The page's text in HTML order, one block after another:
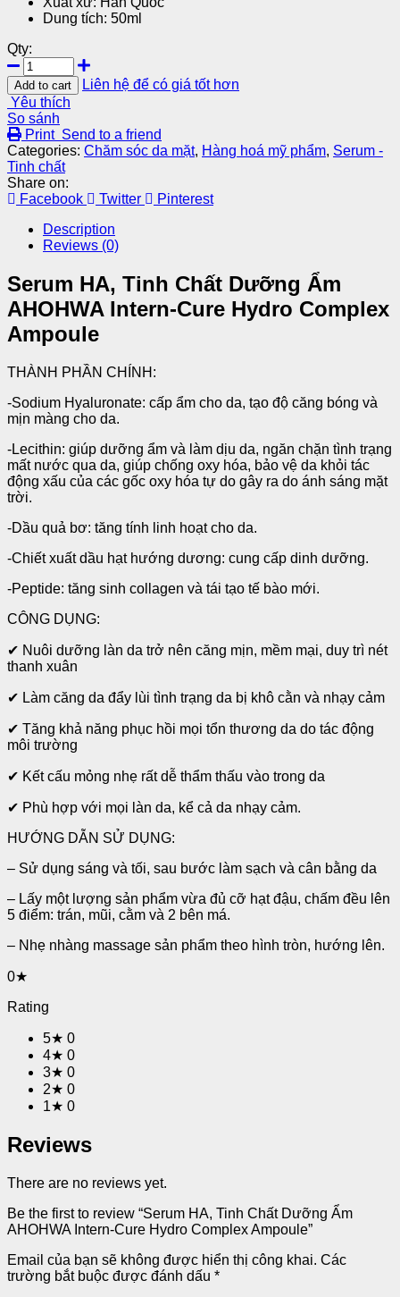
Dung tích: 50ml
Qty:
Add to cart
Liên hệ để có giá tốt hơn
Yêu thích
So sánh
Print Send to a friend
Categories: Chăm sóc da mặt, Hàng hoá mỹ phẩm, Serum -
Tinh chất
Share on:
Facebook
Twitter
Pinterest
Description
Reviews (0)
Serum HA, Tinh Chất Dưỡng Ẩm
AHOHWA Intern-Cure Hydro Complex
Ampoule
THÀNH PHẦN CHÍNH:
-Sodium Hyaluronate: cấp ẩm cho da, tạo độ căng bóng và
mịn màng cho da.
-Lecithin: giúp dưỡng ẩm và làm dịu da, ngăn chặn tình trạng
mất nước qua da, giúp chống oxy hóa, bảo vệ da khỏi tác
động xấu của các gốc oxy hóa tự do gây ra do ánh sáng mặt
trời.
-Dầu quả bơ: tăng tính linh hoạt cho da.
-Chiết xuất dầu hạt hướng dương: cung cấp dinh dưỡng.
-Peptide: tăng sinh collagen và tái tạo tế bào mới.
CÔNG DỤNG:
✔ Nuôi dưỡng làn da trở nên căng mịn, mềm mại, duy trì nét
thanh xuân
✔ Làm căng da đẩy lùi tình trạng da bị khô cằn và nhạy cảm
✔ Tăng khả năng phục hồi mọi tổn thương da do tác động
môi trường
✔ Kết cấu mỏng nhẹ rất dễ thẩm thấu vào trong da
✔ Phù hợp với mọi làn da, kể cả da nhạy cảm.
HƯỚNG DẪN SỬ DỤNG:
– Sử dụng sáng và tối, sau bước làm sạch và cân bằng da
– Lấy một lượng sản phẩm vừa đủ cỡ hạt đậu, chấm đều lên
5 điểm: trán, mũi, cằm và 2 bên má.
– Nhẹ nhàng massage sản phẩm theo hình tròn, hướng lên.
0★
Rating
5★ 0
4★ 0
3★ 0
2★ 0
1★ 0
Reviews
There are no reviews yet.
Be the first to review “Serum HA, Tinh Chất Dưỡng Ẩm
AHOHWA Intern-Cure Hydro Complex Ampoule”
Email của bạn sẽ không được hiển thị công khai. Các
trường bắt buộc được đánh dấu *